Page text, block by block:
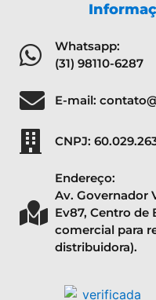
Whatsapp:
(31) 98110-6287
E-mail:
CNPJ:
Endereço:
Av. Governador
Ev87, Centro de
comercial para
distribuidora).